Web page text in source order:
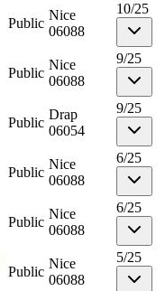
Public
Nice
06088
10/25
Public
Nice
06088
9/25
Public
Drap
06054
9/25
Public
Nice
06088
6/25
Public
Nice
06088
6/25
Public
Nice
06088
5/25